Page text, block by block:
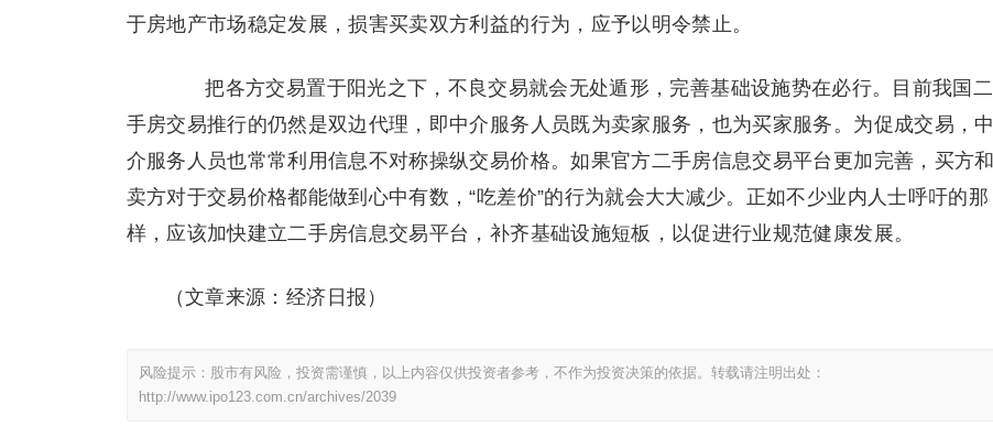
于房地产市场稳定发展，损害买卖双方利益的行为，应予以明令禁止。
把各方交易置于阳光之下，不良交易就会无处遁形，完善基础设施势在必行。目前我国二
手房交易推行的仍然是双边代理，即中介服务人员既为卖家服务，也为买家服务。为促成交易，中
介服务人员也常常利用信息不对称操纵交易价格。如果官方二手房信息交易平台更加完善，买方和
卖方对于交易价格都能做到心中有数，“吃差价”的行为就会大大减少。正如不少业内人士呼吁的那
样，应该加快建立二手房信息交易平台，补齐基础设施短板，以促进行业规范健康发展。
（文章来源：经济日报）
风险提示：股市有风险，投资需谨慎，以上内容仅供投资者参考，不作为投资决策的依据。转载请注明出处：
http://www.ipo123.com.cn/archives/2039